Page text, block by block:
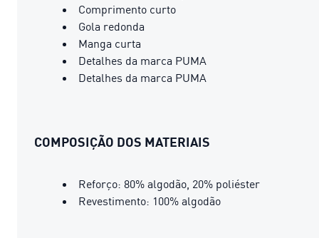
Comprimento curto
Gola redonda
Manga curta
Detalhes da marca PUMA
Detalhes da marca PUMA
COMPOSIÇÃO DOS MATERIAIS
Reforço: 80% algodão, 20% poliéster
Revestimento: 100% algodão